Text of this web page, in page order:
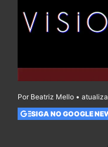
Por Beatriz Mello •
SIGA NO GOOGLE